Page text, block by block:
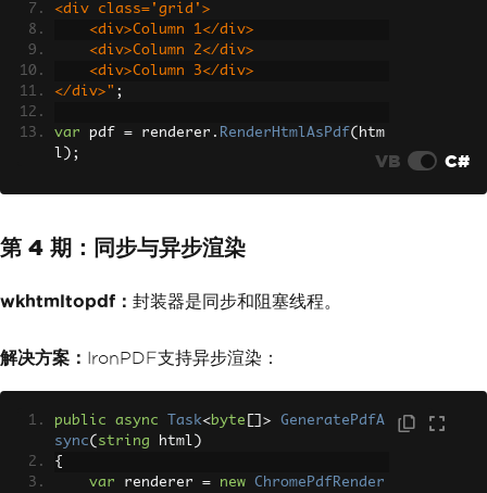
<div class='grid'>
    <div>Column 1</div>
    <div>Column 2</div>
    <div>Column 3</div>
</div>" ;
var pdf = renderer . RenderHtmlAsPdf( htm
l ); VB C#
第 4 期：同步与异步渲染
wkhtmltopdf： 封装器是同步和阻塞线程。
解决方案： IronPDF支持异步渲染：
public async Task<byte []>
GeneratePdfA
sync( string html )
{
var renderer = new
ChromePdfRender